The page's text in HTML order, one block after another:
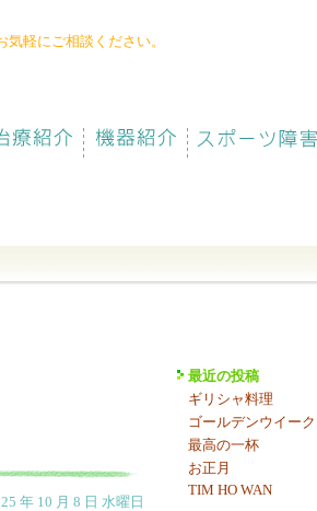
軽にご相談ください。
年 10 月 8 日 水曜日
最近の投稿
ギリシャ料理
ゴールデンウイーク
最高の一杯
お正月
TIM HO WAN